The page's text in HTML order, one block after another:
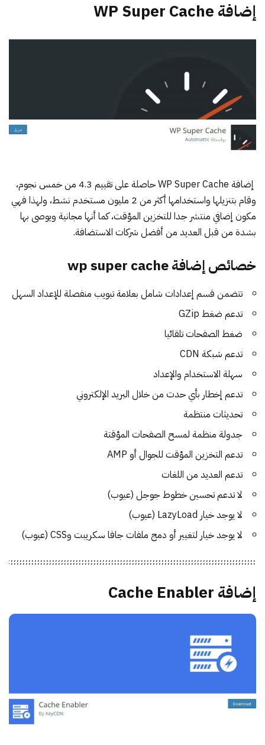
إضافة WP Super Cache
إضافة WP Super Cache
حاصلة على تقييم 4.3 من خمس نجوم،
وقام بتنزيلها واستخدامها أكثر من 2 مليون مستخدم نشط، ولهذا فهي
مكون إضافي منتشر جدا للتخزين المؤقت، كما أنها مجانية ويوصى بها
بشدة من قبل العديد من أفضل شركات الاستضافة.
خصائص إضافة wp super cache
تتضمن قسم إعدادات شامل بعلامة تبويب منفصلة للإعداد السهل
تدعم ضغط GZip
ضغط الصفحات تلقائيا
تدعم شبكة CDN
سهلة الاستخدام والإعداد
تدعم إخطار بأي حدث من خلال البريد الإلكتروني
تحديثات منتظمة
جدولة منظمة لمسح الصفحات المؤقتة
تدعم التخزين المؤقت للجوال أو AMP
تدعم العديد من اللغات
لا تدعم تحسين خطوط جوجل (عيوب)
لا يوجد خيار LazyLoad (عيوب)
لا يوجد خيار لتغيير أو دمج ملفات جافا سكريبت وCSS (عيوب)
إضافة Cache Enabler